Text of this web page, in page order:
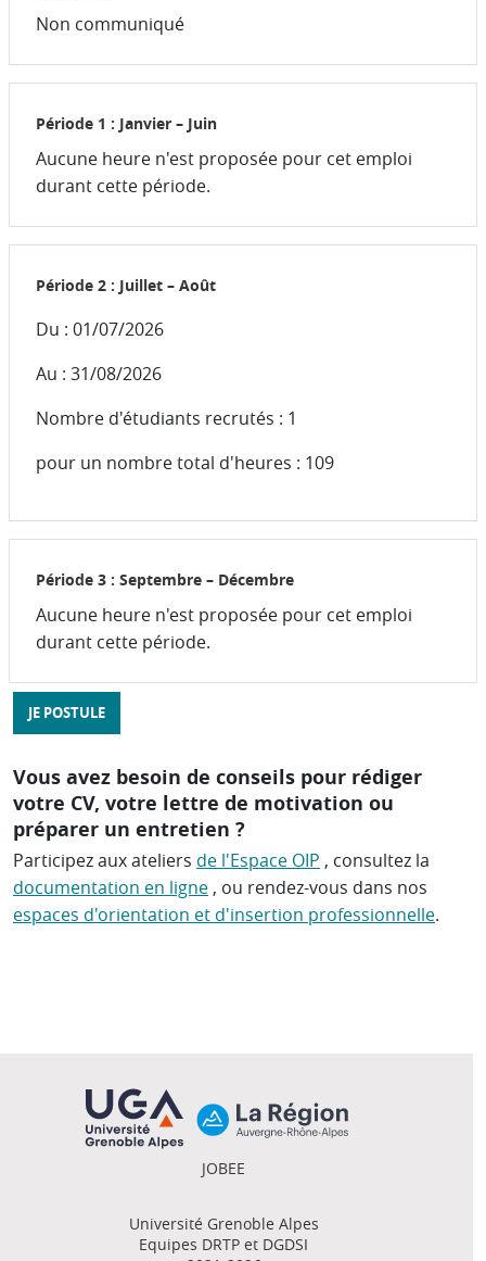
Non communiqué
Période 1 : Janvier – Juin
Aucune heure n'est proposée pour cet emploi
durant cette période.
Période 2 : Juillet – Août
Du : 01/07/2026
Au : 31/08/2026
Nombre d'étudiants recrutés : 1
pour un nombre total d'heures : 109
Période 3 : Septembre – Décembre
Aucune heure n'est proposée pour cet emploi
durant cette période.
JE POSTULE
Vous avez besoin de conseils pour rédiger
votre CV, votre lettre de motivation ou
préparer un entretien ?
Participez aux ateliers de l'Espace OIP , consultez la
documentation en ligne , ou rendez-vous dans nos
espaces d'orientation et d'insertion professionnelle.
JOBEE
Université Grenoble Alpes
Equipes DRTP et DGDSI